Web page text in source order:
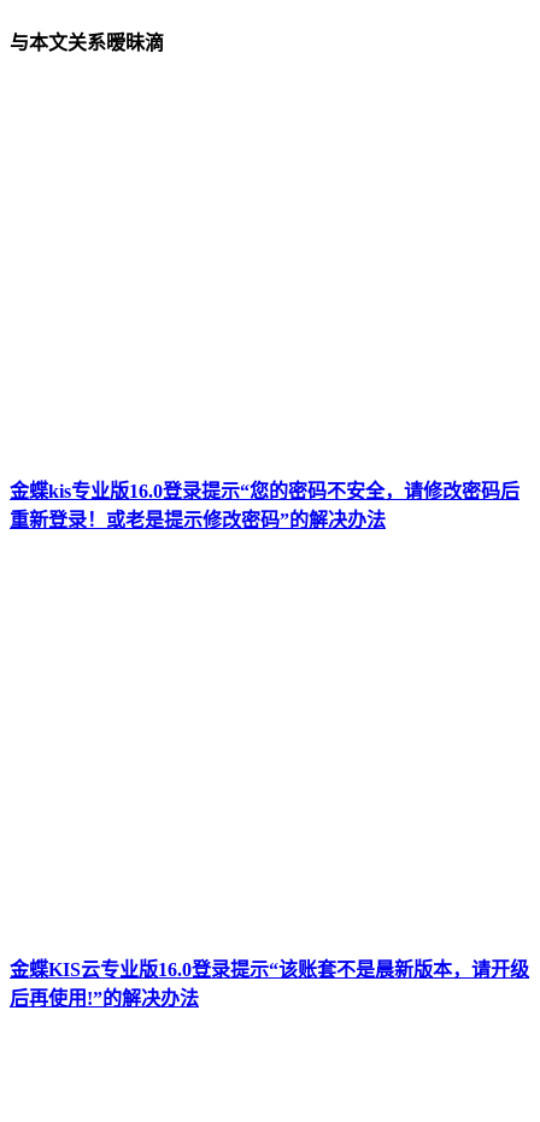
与本文关系暧昧滴
金蝶kis专业版16.0登录提示“您的密码不安全，请修改密码后
重新登录！或老是提示修改密码”的解决办法
金蝶KIS云专业版16.0登录提示“该账套不是晨新版本，请开级
后再使用!”的解决办法